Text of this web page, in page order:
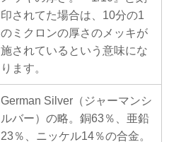
印されてた場合は、10分の1
のミクロンの厚さのメッキが
施されているという意味にな
ります。
German Silver（ジャーマンシ
ルバー）の略。銅63％、亜鉛
23％、ニッケル14％の合金。